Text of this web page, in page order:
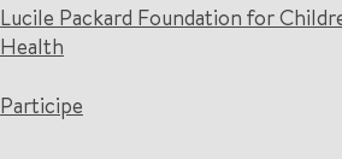
Lucile Packard Foundation for
Health
Participe